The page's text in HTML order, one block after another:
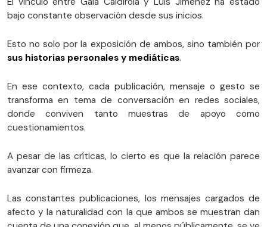
bajo constante observación desde sus inicios.
Esto no solo por la exposición de ambos, sino también por
sus historias personales y mediáticas.
En ese contexto, cada publicación, mensaje o gesto se
transforma en tema de conversación en redes sociales,
donde conviven tanto muestras de apoyo como
cuestionamientos.
A pesar de las críticas, lo cierto es que la relación parece
avanzar con firmeza.
Las constantes publicaciones, los mensajes cargados de
afecto y la naturalidad con la que ambos se muestran dan